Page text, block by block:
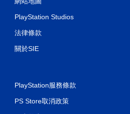
PlayStation Studios
法律條款
關於SIE
PlayStation服務條款
PS Store取消政策